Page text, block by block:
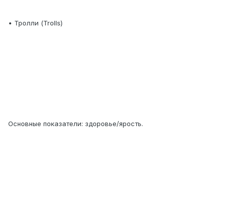
• Тролли (Trolls)
Основные показатели: здоровье/ярость.